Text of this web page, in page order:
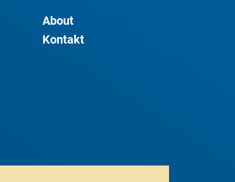
About
Kontakt